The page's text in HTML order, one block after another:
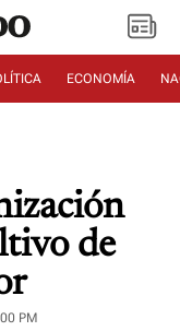
ECONOMÍA
de
PM